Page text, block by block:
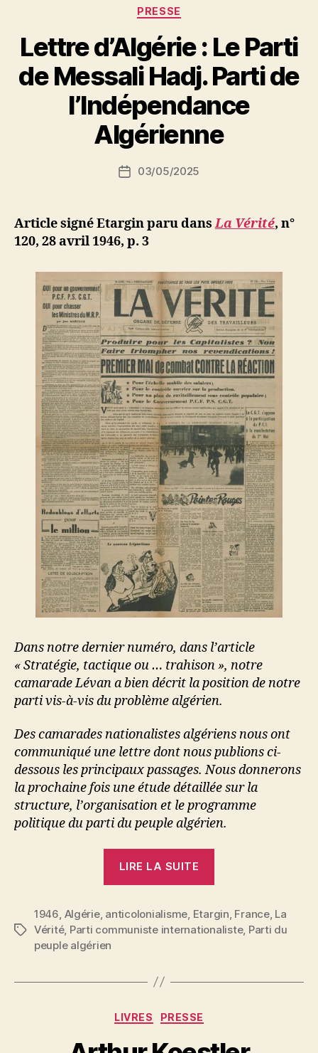
Catégories
PRESSE
Lettre d’Algérie : Le Parti
de Messali Hadj. Parti de
l’Indépendance
Algérienne
Auteur
de
P
a
S
N
ji
Date03/05/2025
Article signé Etargin paru dansLa Vérité, n°
120, 28 avril 1946, p. 3
Dans notre dernier numéro, dans l’article
« Stratégie, tactique ou … trahison », notre
camarade Lévan a bien décrit la position de notre
parti vis-à-vis du problème algérien.
Des camarades nationalistes algériens nous ont
communiqué une lettre dont nous publions ci-
dessous les principaux passages. Nous donnerons
la prochaine fois une étude détaillée sur la
structure, l’organisation et le programme
politique du parti du peuple algérien.
LIRE LA SUITE
Le
Parti
l’Indépendance
Étiquettes
1946 Algérie, anticolonialisme Etargin France, La
Vérité, Parti communiste internationaliste, Parti du
peuple algérien
Catégories
LIVRES PRESSE